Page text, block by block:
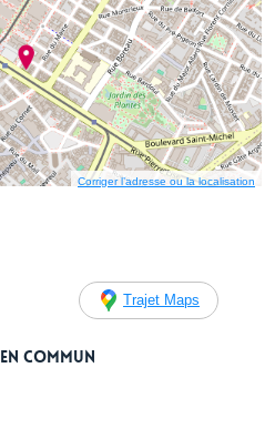
Corriger l’adresse ou la localisation
Trajet Maps
commun